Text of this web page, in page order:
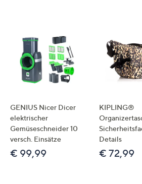
GENIUS Nicer Dicer
elektrischer
Gemüseschneider 10
versch. Einsätze
€ 99,99
KIPLING®
Details
€ 72,99